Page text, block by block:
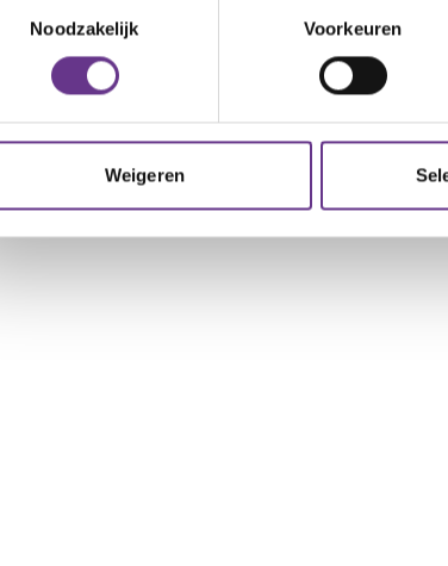
Noodzakelijk
Voorkeuren
Weigeren